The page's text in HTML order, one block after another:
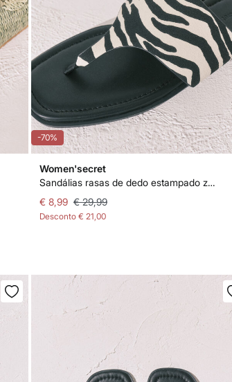
-70%
Women'secret
Sandálias rasas de dedo estampado zebra
€ 8,99 € 29,99
Desconto € 21,00